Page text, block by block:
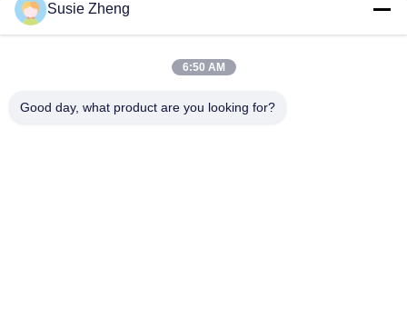
Platten-Baseballmütze-fester klassischer sechs Platten-
unstrukturierter Vati-Hut 100% des Polyester-6
Fernlastfahrer gebogene Platten-Vati-Kappe des Rand-sechs
Susie Zheng
6:50 AM
Good day, what product are you looking for?